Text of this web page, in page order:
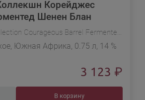
Корейджес
Шенен Блан
The Dry Land Collection Courageous Barrel Fermented Chenin Blanc
Южная Африка, 0.75 л, 14 %
3 123 ₽
В корзину